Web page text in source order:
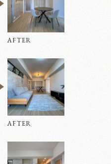
AFTER
AFTER